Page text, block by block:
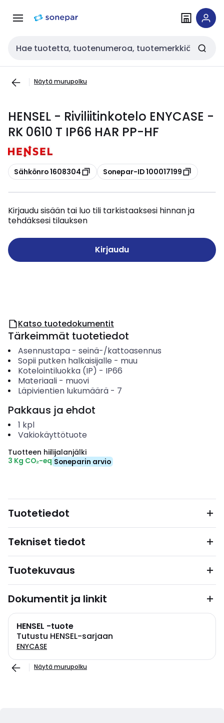
navigointiinsisältöön
Haku
Näytä murupolku
HENSEL - Riviliitinkotelo ENYCASE -
RK 0610 T IP66 HAR PP-HF
Kopioi
Sähkönro 1608304 Kopioi
Sonepar-ID 100017199
Kirjaudu sisään tai luo tili tarkistaaksesi hinnan ja
tehdäksesi tilauksen
Kirjaudu
Katso tuotedokumentit
Tärkeimmät tuotetiedot
Asennustapa- seinä-/kattoasennus
Sopii putken halkaisijalle - muu
Kotelointiluokka (IP) - IP66
Materiaali- muovi
Läpivientien lukumäärä- 7
Pakkaus ja ehdot
1 kpl
Vakiokäyttötuote
Tuotteen hiilijalanjälki
3 Kg CO₂-eq Soneparin arvio
Tuotetiedot
Tekniset tiedot
Tuotekuvaus
Dokumentit ja linkit
HENSEL -tuote
Tutustu HENSEL-sarjaan
ENYCASE
Näytä murupolku